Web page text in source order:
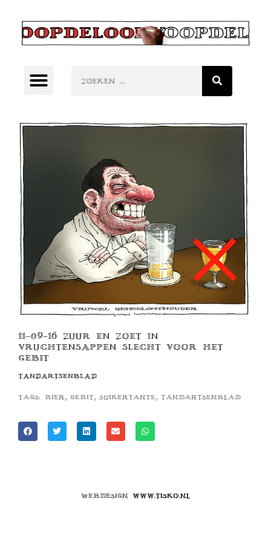
11-09-16 ZUUR EN ZOET IN
VRUCHTENSAPPEN SLECHT VOOR HET
GEBIT
TANDARTSENBLAD
Tags: bier, gebit, suikertante, tandartsenblad
Webdesign www.tisko.nl